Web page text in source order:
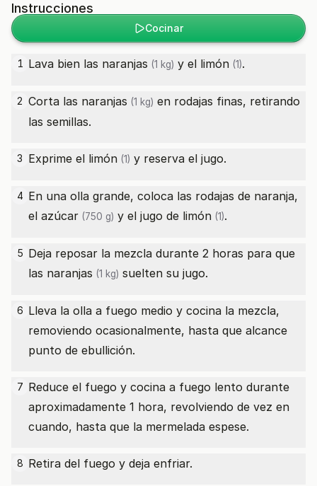
Instrucciones
Cocinar
1 Lava bien las naranjas (1 kg) y el limón (1).
2 Corta las naranjas (1 kg) en rodajas finas, retirando
las semillas.
3 Exprime el limón (1) y reserva el jugo.
4 En una olla grande, coloca las rodajas de naranja,
el azúcar (750 g) y el jugo de limón (1).
5 Deja reposar la mezcla durante 2 horas para que
las naranjas (1 kg) suelten su jugo.
6 Lleva la olla a fuego medio y cocina la mezcla,
removiendo ocasionalmente, hasta que alcance
punto de ebullición.
7 Reduce el fuego y cocina a fuego lento durante
aproximadamente 1 hora, revolviendo de vez en
cuando, hasta que la mermelada espese.
8 Retira del fuego y deja enfriar.